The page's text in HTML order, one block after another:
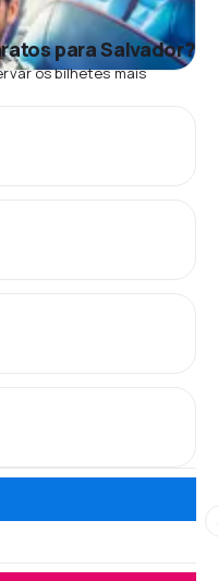
para Salvador?
os bilhetes mais